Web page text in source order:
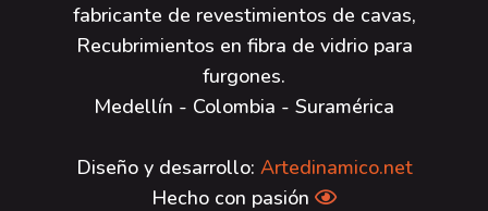
fabricante de revestimientos de cavas,
Recubrimientos en fibra de vidrio para
furgones.
Medellín - Colombia - Suramérica
Diseño y desarrollo: Artedinamico.net
Hecho con pasión